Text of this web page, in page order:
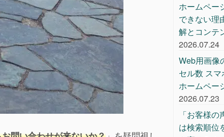
ホームペー
できない理
解とコンテ
2026.07.24
Web用画像
セル数 ス
ホームペー
2026.07.23
「お客様の
は検索順位